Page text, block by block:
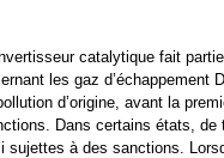
catalytique fait
les gaz d’échappement
d’origine, avant la
Dans certains états, de
à des sanctions.